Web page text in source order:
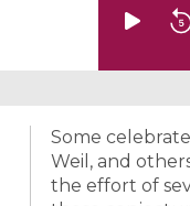
Some
Weil, and
the effort of